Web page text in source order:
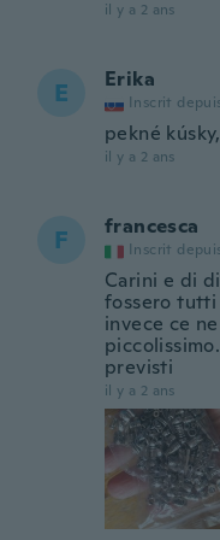
il y a 2 ans
E Erika
Inscrit
pekné
il y a 2 ans
F francesca
Inscrit
Carini e di
fossero tutti
invece ce
previsti
il y a 2 ans